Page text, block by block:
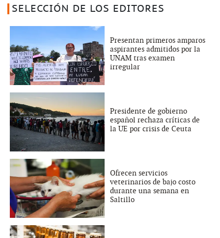
SELECCIÓN DE LOS EDITORES
Presentan primeros amparos
aspirantes admitidos por la
UNAM tras examen
irregular
Presidente de gobierno
español rechaza críticas de
la UE por crisis de Ceuta
Ofrecen servicios
veterinarios de bajo costo
durante una semana en
Saltillo